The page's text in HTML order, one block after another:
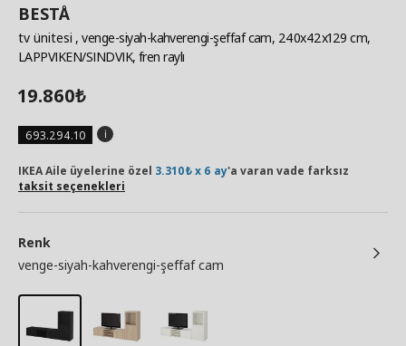
BESTÅ
tv ünitesi , venge-siyah-kahverengi-şeffaf cam, 240x42x129 cm,
LAPPVIKEN/SINDVIK, fren raylı
19.860₺
693.294.10
IKEA Aile üyelerine özel 3.310₺ x 6 ay'a varan vade farksız
taksit seçenekleri
Renk
venge-siyah-kahverengi-şeffaf cam